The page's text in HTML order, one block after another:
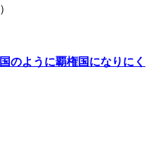
のように覇権国になりにく